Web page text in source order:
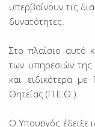
υπερβαίνουν τις
δυνατότητες.
Στο πλαίσιο αυτό
των υπηρεσιών
και ειδικότερα
Θητείας (Π.Ε.Θ.).
Ο Υπουργός έδειξε